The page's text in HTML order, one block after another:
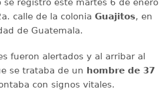
se registró este martes 6 de enero
calle de la colonia Guajitos, en
de Guatemala.
fueron alertados y al arribar al
se trataba de un hombre de 37
con signos vitales.